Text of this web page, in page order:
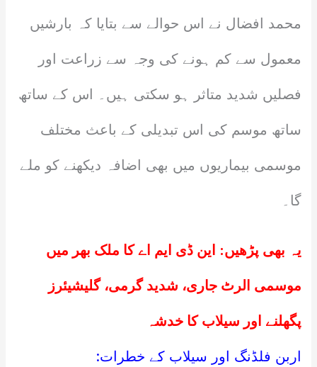
محمد افضال نے اس حوالے سے بتایا کہ بارشیں
معمول سے کم ہونے کی وجہ سے زراعت اور
فصلیں شدید متاثر ہو سکتی ہیں۔ اس کے ساتھ
ساتھ موسم کی اس تبدیلی کے باعث مختلف
موسمی بیماریوں میں بھی اضافہ دیکھنے کو ملے
گا۔
یہ بھی پڑھیں: این ڈی ایم اے کا ملک بھر میں
موسمی الرٹ جاری، شدید گرمی، گلیشیئرز
پگھلنے اور سیلاب کا خدشہ
اربن فلڈنگ اور سیلاب کے خطرات: